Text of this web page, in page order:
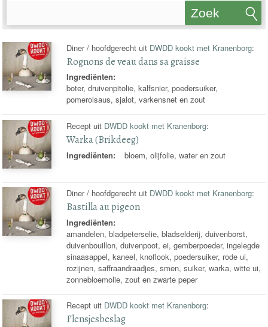
Zoek
Diner / hoofdgerecht uit DWDD kookt met Kranenborg:
Rognons de veau dans sa graisse
Ingrediënten:
boter, druivenpitolie, kalfsnier, poedersuiker,
pomerolsaus, sjalot, varkensnet en zout
Recept uit DWDD kookt met Kranenborg:
Warka (Brikdeeg)
Ingrediënten: bloem, olijfolie, water en zout
Diner / hoofdgerecht uit DWDD kookt met Kranenborg:
Bastilla au pigeon
Ingrediënten:
amandelen, bladpeterselie, bladselderij, duivenborst,
duivenbouillon, duivenpoot, ei, gemberpoeder, ingelegde
sinaasappel, kaneel, knoflook, poedersuiker, rode ui,
rozijnen, saffraandraadjes, smen, suiker, warka, witte ui,
zonnebloemolie, zout en zwarte peper
Recept uit DWDD kookt met Kranenborg:
Flensjesbeslag